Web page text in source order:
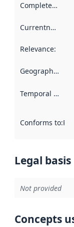
Completeness
Currentness
Relevance:
Geographical scope
Temporal scope
Conforms to:
Legal basis
Not provided
Concepts